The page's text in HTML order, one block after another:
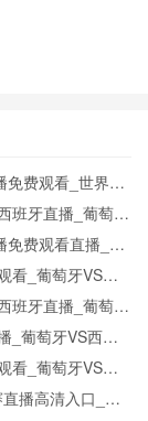
免费观看_世界杯
班牙直播_葡萄牙
免费观看直播_世
看_葡萄牙VS西
班牙直播_葡萄牙
_葡萄牙VS西班
看_葡萄牙VS西
播高清入口_西